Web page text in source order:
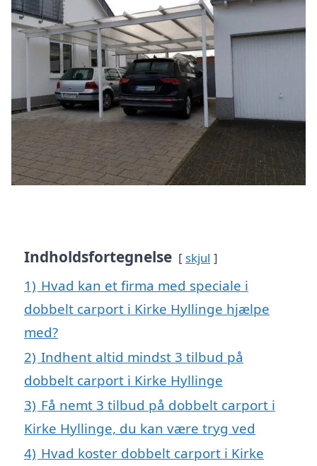
Indholdsfortegnelse skjul
1) Hvad kan et firma med speciale i
dobbelt carport i Kirke Hyllinge hjælpe
med?
2) Indhent altid mindst 3 tilbud på
dobbelt carport i Kirke Hyllinge
3) Få nemt 3 tilbud på dobbelt carport i
Kirke Hyllinge, du kan være tryg ved
4) Hvad koster dobbelt carport i Kirke